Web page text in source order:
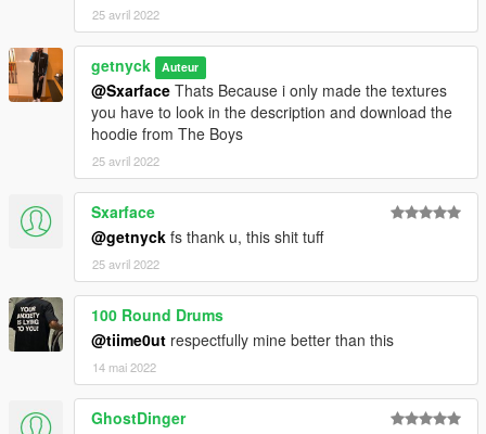
25 avril 2022
getnyck Auteur
@Sxarface Thats Because i only made the textures
you have to look in the description and download the
hoodie from The Boys
25 avril 2022
Sxarface
@getnyck fs thank u, this shit tuff
25 avril 2022
100 Round Drums
@tiime0ut respectfully mine better than this
14 mai 2022
GhostDinger